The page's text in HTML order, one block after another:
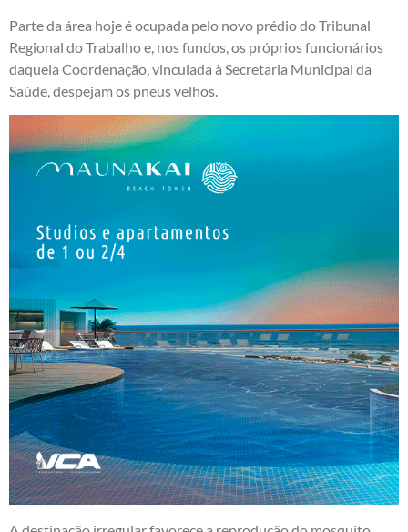
Parte da área hoje é ocupada pelo novo prédio do Tribunal
Regional do Trabalho e, nos fundos, os próprios funcionários
daquela Coordenação, vinculada à Secretaria Municipal da
Saúde, despejam os pneus velhos.